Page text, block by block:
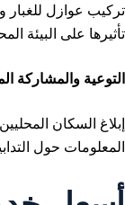
تركيب عوازل
تأثيرها على البيئة
التوعية والمشاركة
إبلاغ السكان
المعلومات حول